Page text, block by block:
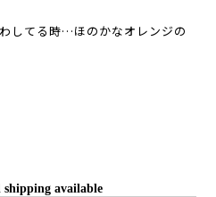
してる時…ほのかなオレンジの
available